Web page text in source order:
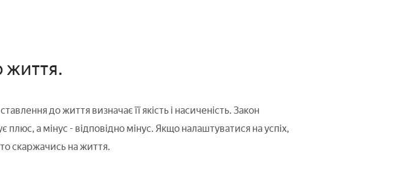
життя.
до життя визначає її якість і насиченість. Закон
плюс, а мінус - відповідно мінус. Якщо налаштуватися на успіх,
скаржачись на життя.